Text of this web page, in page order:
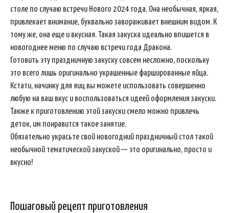
столе по случаю встречи Нового 2024 года. Она необычная, яркая,
привлекает внимание, буквально завораживает внешним видом. К
тому же, она еще и вкусная. Такая закуска идеально впишется в
новогоднее меню по случаю встречи года Дракона.
Готовить эту праздничную закуску совсем несложно, поскольку
это всего лишь оригинально украшенные фаршированные яйца.
Кстати, начинку для яиц вы можете использовать совершенно
любую на ваш вкус и воспользоваться идеей оформления закуски.
Также к приготовлению этой закуски смело можно привлечь
деток, им понравится такое занятие.
Обязательно украсьте свой новогодний праздничный стол такой
необычной тематической закуской — это оригинально, просто и
вкусно!
Пошаговый рецепт приготовления